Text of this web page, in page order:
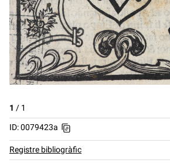
1 / 1
ID: 0079423a
Registre bibliogràfic